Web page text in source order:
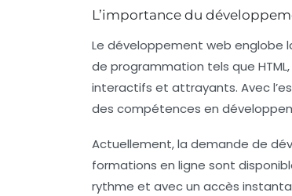
L’importance du
Le développement web englobe
de programmation tels que
interactifs et attrayants. Avec
des compétences en
Actuellement, la demande de
formations en ligne sont
rythme et avec un accès